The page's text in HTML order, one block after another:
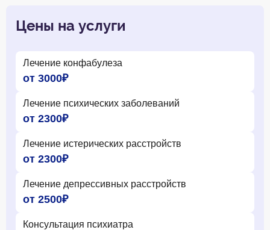
Цены на услуги
Лечение конфабулеза
от 3000₽
Лечение психических заболеваний
от 2300₽
Лечение истерических расстройств
от 2300₽
Лечение депрессивных расстройств
от 2500₽
Консультация психиатра